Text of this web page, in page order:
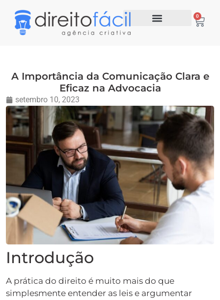
0
A Importância da Comunicação Clara e
Eficaz na Advocacia
setembro 10, 2023
Introdução
A prática do direito é muito mais do que
simplesmente entender as leis e argumentar